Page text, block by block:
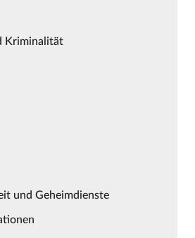
Kriminalität
und Geheimdienste